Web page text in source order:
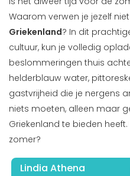
Waarom verwen je jezelf
Griekenland? In dit
cultuur, kun je volledig
beslommeringen thuis
helderblauw water,
gastvrijheid die je nergens
niets moeten, alleen maar
Griekenland te bieden
zomer?
Lindia Athena